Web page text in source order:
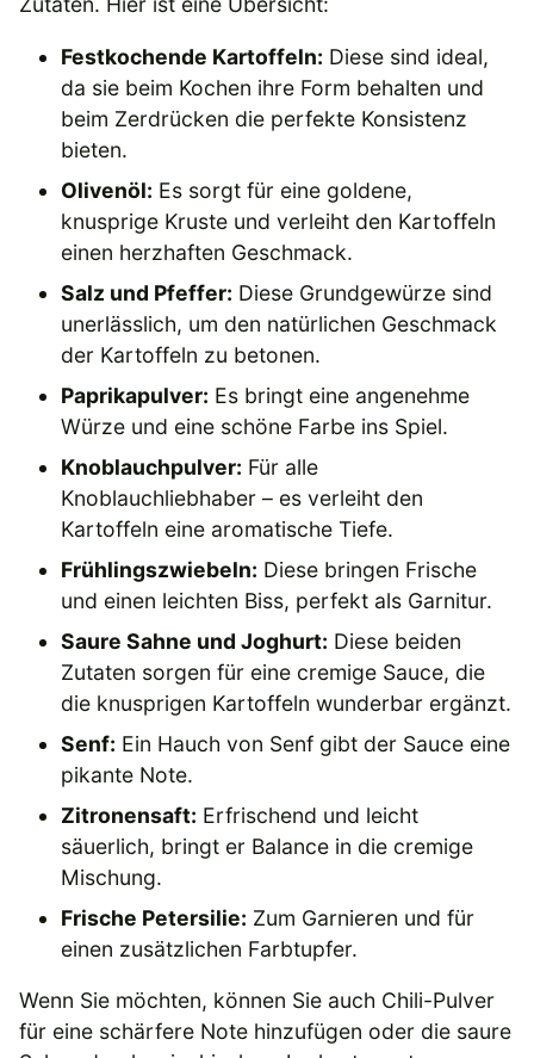
Festkochende Kartoffeln: Diese sind ideal,
da sie beim Kochen ihre Form behalten und
beim Zerdrücken die perfekte Konsistenz
bieten.
Olivenöl: Es sorgt für eine goldene,
knusprige Kruste und verleiht den Kartoffeln
einen herzhaften Geschmack.
Salz und Pfeffer: Diese Grundgewürze sind
unerlässlich, um den natürlichen Geschmack
der Kartoffeln zu betonen.
Paprikapulver: Es bringt eine angenehme
Würze und eine schöne Farbe ins Spiel.
Knoblauchpulver: Für alle
Knoblauchliebhaber – es verleiht den
Kartoffeln eine aromatische Tiefe.
Frühlingszwiebeln: Diese bringen Frische
und einen leichten Biss, perfekt als Garnitur.
Saure Sahne und Joghurt: Diese beiden
Zutaten sorgen für eine cremige Sauce, die
die knusprigen Kartoffeln wunderbar ergänzt.
Senf: Ein Hauch von Senf gibt der Sauce eine
pikante Note.
Zitronensaft: Erfrischend und leicht
säuerlich, bringt er Balance in die cremige
Mischung.
Frische Petersilie: Zum Garnieren und für
einen zusätzlichen Farbtupfer.
Wenn Sie möchten, können Sie auch Chili-Pulver
für eine schärfere Note hinzufügen oder die saure